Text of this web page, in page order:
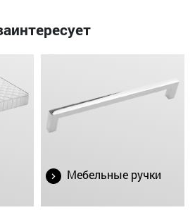
Мебельные ручки